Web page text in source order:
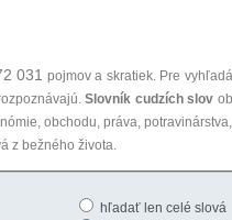
031 pojmov a skratiek. Pre
Slovník cudzích slov
obchodu, práva,
z bežného života.
hľadať len celé slová